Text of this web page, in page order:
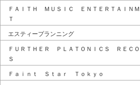
ＦＡＩＴＨ ＭＵＳＩＣ ＥＮＴＥＲＴＡＩＮ
Ｔ
エスティープランニング
ＦＵＲＴＨＥＲ ＰＬＡＴＯＮＩＣＳ ＲＥＣ
Ｓ
Ｆａｉｎｔ Ｓｔａｒ Ｔｏｋｙｏ